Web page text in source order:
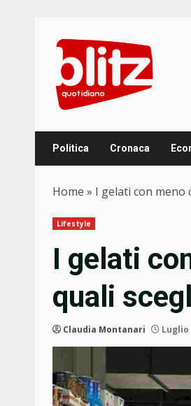
content
Politica Cronaca
Home » I gelati con meno
Lifestyle
I gelati
quali
Claudia Montanari Luglio